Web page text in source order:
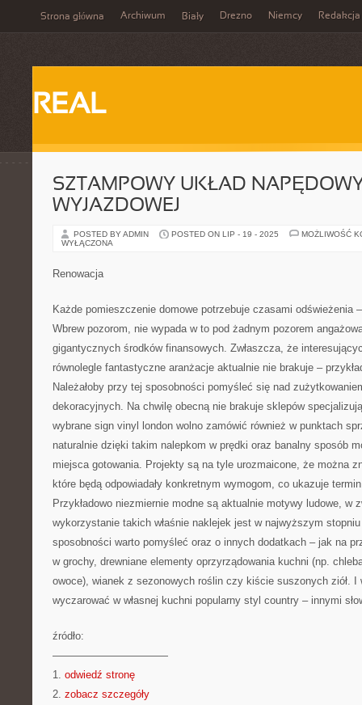
Strona główna Archiwum Biały Drezno Niemcy Redakcja
REAL
SZTAMPOWY UKŁAD
WYJAZDOWEJ
POSTED BY ADMIN POSTED ON LIP - 19 - 2025
MOŻLIWOŚĆ
WYŁĄCZONA
Renowacja
Każde pomieszczenie domowe potrzebuje czasami odświeżenia
Wbrew pozorom, nie wypada w to pod żadnym pozorem
gigantycznych środków finansowych. Zwłaszcza, że
równolegle fantastyczne aranżacje aktualnie nie brakuje –
Należałoby przy tej sposobności pomyśleć się nad
dekoracyjnych. Na chwilę obecną nie brakuje sklepów
wybrane sign vinyl london wolno zamówić również w punktach
naturalnie dzięki takim nalepkom w prędki oraz banalny sposób
miejsca gotowania. Projekty są na tyle urozmaicone, że można
które będą odpowiadały konkretnym wymogom, co ukazuje
Przykładowo niezmiernie modne są aktualnie motywy ludowe, w
wykorzystanie takich właśnie naklejek jest w najwyższym
sposobności warto pomyśleć oraz o innych dodatkach – jak na
w grochy, drewniane elementy oprzyrządowania kuchni (np.
owoce), wianek z sezonowych roślin czy kiście suszonych ziół. I
wyczarować w własnej kuchni popularny styl country – innymi
źródło:
———————————
1. odwiedź stronę
2. zobacz szczegóły